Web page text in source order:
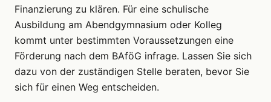
Finanzierung zu klären. Für eine schulische
Ausbildung am Abendgymnasium oder Kolleg
kommt unter bestimmten Voraussetzungen eine
Förderung nach dem BAföG infrage. Lassen Sie sich
dazu von der zuständigen Stelle beraten, bevor Sie
sich für einen Weg entscheiden.